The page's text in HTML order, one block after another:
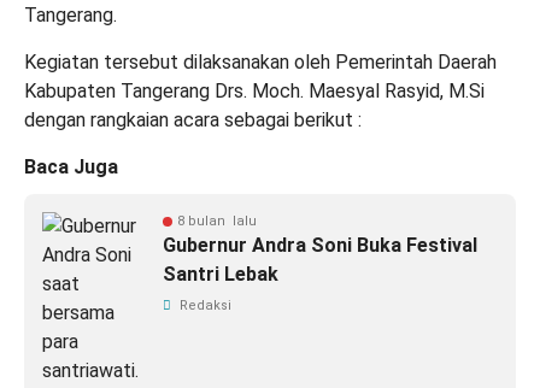
Tangerang.
Kegiatan tersebut dilaksanakan oleh Pemerintah Daerah
Kabupaten Tangerang Drs. Moch. Maesyal Rasyid, M.Si
dengan rangkaian acara sebagai berikut :
Baca Juga
8 bulan lalu
Gubernur Andra Soni Buka Festival
Santri Lebak
Redaksi